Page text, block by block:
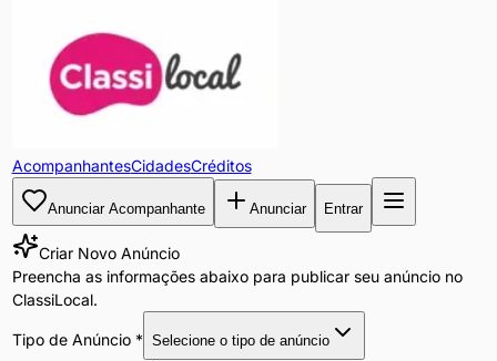
AcompanhantesCidadesCréditos
Anunciar Acompanhante Anunciar Entrar
Criar Novo Anúncio
Preencha as informações abaixo para publicar seu anúncio no
ClassiLocal.
Tipo de Anúncio * Selecione o tipo de anúncio